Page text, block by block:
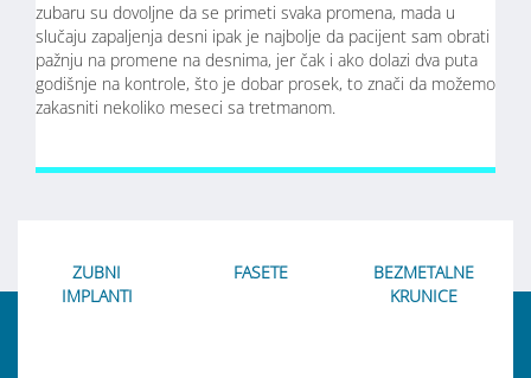
zubaru su dovoljne da se primeti svaka promena, mada u
slučaju zapaljenja desni ipak je najbolje da pacijent sam obrati
pažnju na promene na desnima, jer čak i ako dolazi dva puta
godišnje na kontrole, što je dobar prosek, to znači da možemo
zakasniti nekoliko meseci sa tretmanom.
ZUBNI
IMPLANTI
FASETE
BEZMETALNE
KRUNICE